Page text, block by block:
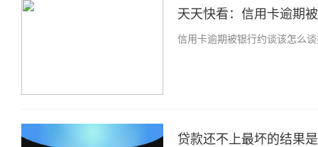
天天快看：信用卡逾期
信用卡逾期被银行约谈该怎么
贷款还不上最坏的结果